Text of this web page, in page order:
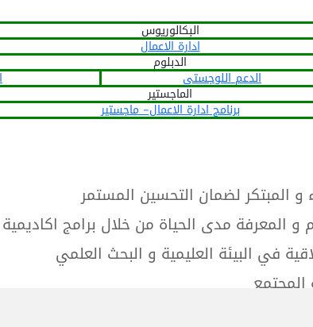
البكالوريوس
ادارة الاعمال
الدبلوم
الدعم اللوجستي
الماجستير
برنامج ادارة الاعمال- ماجستير
و المبتكر لضمان التحسين المستمر
و المعرفة مدى الحياة من خلال برامج
في البيئة العليمية و البحث العلمي